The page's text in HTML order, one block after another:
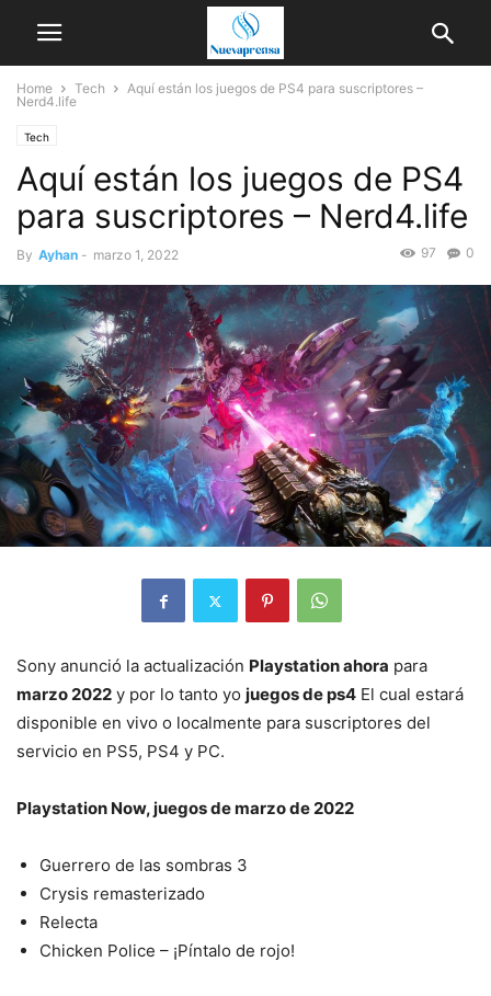
Home Tech
Aquí están los juegos de PS4 para suscriptores –
Nerd4.life
Tech
Aquí están los juegos de PS4
para suscriptores – Nerd4.life
By Ayhan - marzo 1, 2022 0
97
Sony anunció la actualización Playstation ahora para
marzo 2022 y por lo tanto yo juegos de ps4 El cual estará
disponible en vivo o localmente para suscriptores del
servicio en PS5, PS4 y PC.
Playstation Now, juegos de marzo de 2022
Guerrero de las sombras 3
Crysis remasterizado
Relecta
Chicken Police – ¡Píntalo de rojo!